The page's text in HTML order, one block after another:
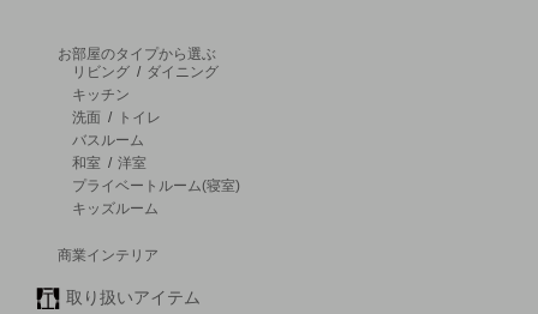
お部屋のタイプから選ぶ
リビング / ダイニング
キッチン
洗面 /
トイレ
バスルーム
和室 / 洋室
プライベートルーム(寝室)
キッズルーム
商業インテリア
取り扱いアイテム